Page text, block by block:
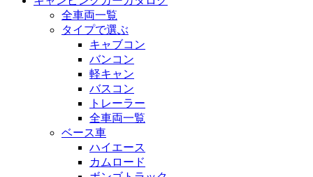
全車両一覧
タイプで選ぶ
キャブコン
バンコン
軽キャン
バスコン
トレーラー
全車両一覧
ベース車
ハイエース
カムロード